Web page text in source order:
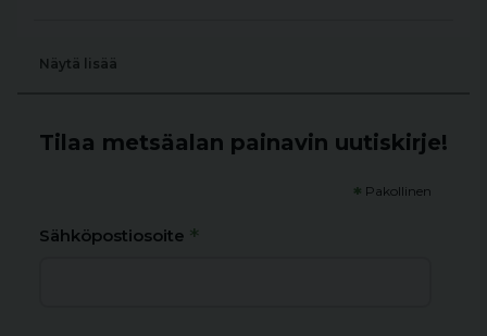
Näytä lisää
Tilaa metsäalan painavin uutiskirje!
* Pakollinen
Sähköpostiosoite *